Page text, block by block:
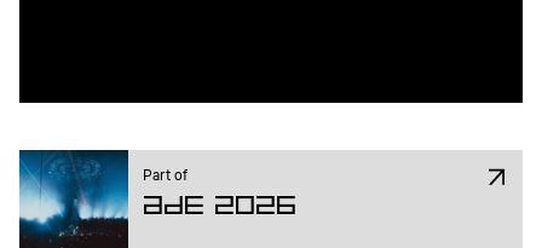
Part of
ADE 2026